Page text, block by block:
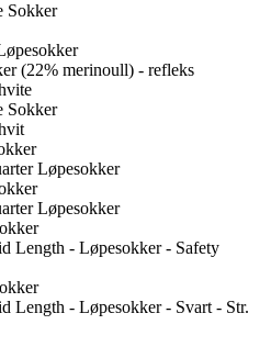
Sokker
(22% merinoull) - refleks
Sokker
Løpesokker
Løpesokker
Length - Løpesokker - Safety
Length - Løpesokker - Svart - Str.